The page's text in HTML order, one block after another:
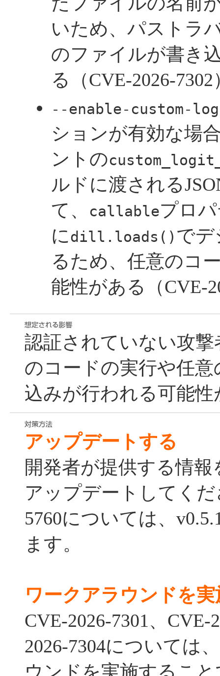
いため、パストラ
のファイルが書き
る（CVE-2026-7302
--enable-custom-
ションが有効な場
ントの
ルドに渡される
て、
callableプロ
にdill.loads() でデ
るため、任意のコ
能性がある（CVE-
認証されていない攻
のコードの実行や任
込みが行われる可能
アップデートする
開発者が提供する情
アップデートしてくだ
5760については、
ます。
ワークアラウンドを
CVE-2026-7301、CVE-
2026-7304については